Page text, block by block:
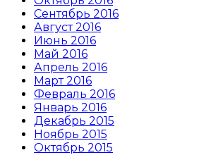
Сентябрь 2016
Август 2016
Июнь 2016
Май 2016
Апрель 2016
Март 2016
Февраль 2016
Январь 2016
Декабрь 2015
Ноябрь 2015
Октябрь 2015